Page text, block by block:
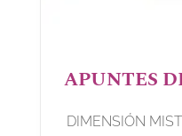
APUNTES
DIMENSIÓN